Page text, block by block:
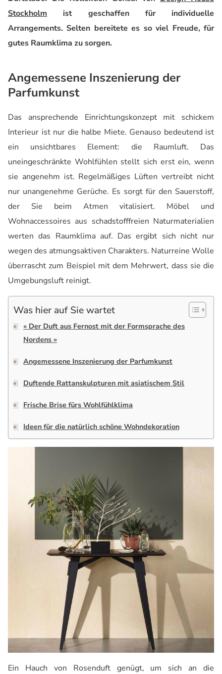
Stockholm ist geschaffen für individuelle
Arrangements. Selten bereitete es so viel Freude, für
gutes Raumklima zu sorgen.
Angemessene Inszenierung der
Parfumkunst
Das ansprechende Einrichtungskonzept mit schickem
Interieur ist nur die halbe Miete. Genauso bedeutend ist
ein unsichtbares Element: die Raumluft. Das
uneingeschränkte Wohlfühlen stellt sich erst ein, wenn
sie angenehm ist. Regelmäßiges Lüften vertreibt nicht
nur unangenehme Gerüche. Es sorgt für den Sauerstoff,
der Sie beim Atmen vitalisiert. Möbel und
Wohnaccessoires aus schadstofffreien Naturmaterialien
werten das Raumklima auf. Das ergibt sich nicht nur
wegen des atmungsaktiven Charakters. Naturreine Wolle
überrascht zum Beispiel mit dem Mehrwert, dass sie die
Umgebungsluft reinigt.
Was hier auf Sie wartet
« Der Duft aus Fernost mit der Formsprache des
Nordens »
Angemessene Inszenierung der Parfumkunst
Duftende Rattanskulpturen mit asiatischem Stil
Frische Brise fürs Wohlfühlklima
Ideen für die natürlich schöne Wohndekoration
Ein Hauch von Rosenduft genügt, um sich an die